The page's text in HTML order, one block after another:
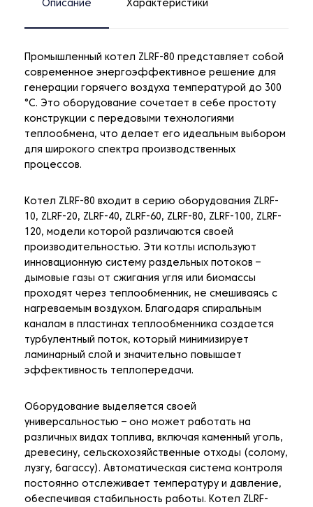
Описание Характеристики
Промышленный котел ZLRF-80 представляет собой
современное энергоэффективное решение для
генерации горячего воздуха температурой до 300
°C. Это оборудование сочетает в себе простоту
конструкции с передовыми технологиями
теплообмена, что делает его идеальным выбором
для широкого спектра производственных
процессов.
Котел ZLRF-80 входит в серию оборудования ZLRF-
10, ZLRF-20, ZLRF-40, ZLRF-60, ZLRF-80, ZLRF-100, ZLRF-
120, модели которой различаются своей
производительностью. Эти котлы используют
инновационную систему раздельных потоков –
дымовые газы от сжигания угля или биомассы
проходят через теплообменник, не смешиваясь с
нагреваемым воздухом. Благодаря спиральным
каналам в пластинах теплообменника создается
турбулентный поток, который минимизирует
ламинарный слой и значительно повышает
эффективность теплопередачи.
Оборудование выделяется своей
универсальностью – оно может работать на
различных видах топлива, включая каменный уголь,
древесину, сельскохозяйственные отходы (солому,
лузгу, багассу). Автоматическая система контроля
постоянно отслеживает температуру и давление,
обеспечивая стабильность работы. Котел ZLRF-